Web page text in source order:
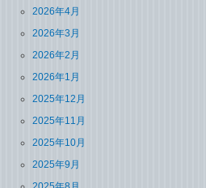
2026年4月
2026年3月
2026年2月
2026年1月
2025年12月
2025年11月
2025年10月
2025年9月